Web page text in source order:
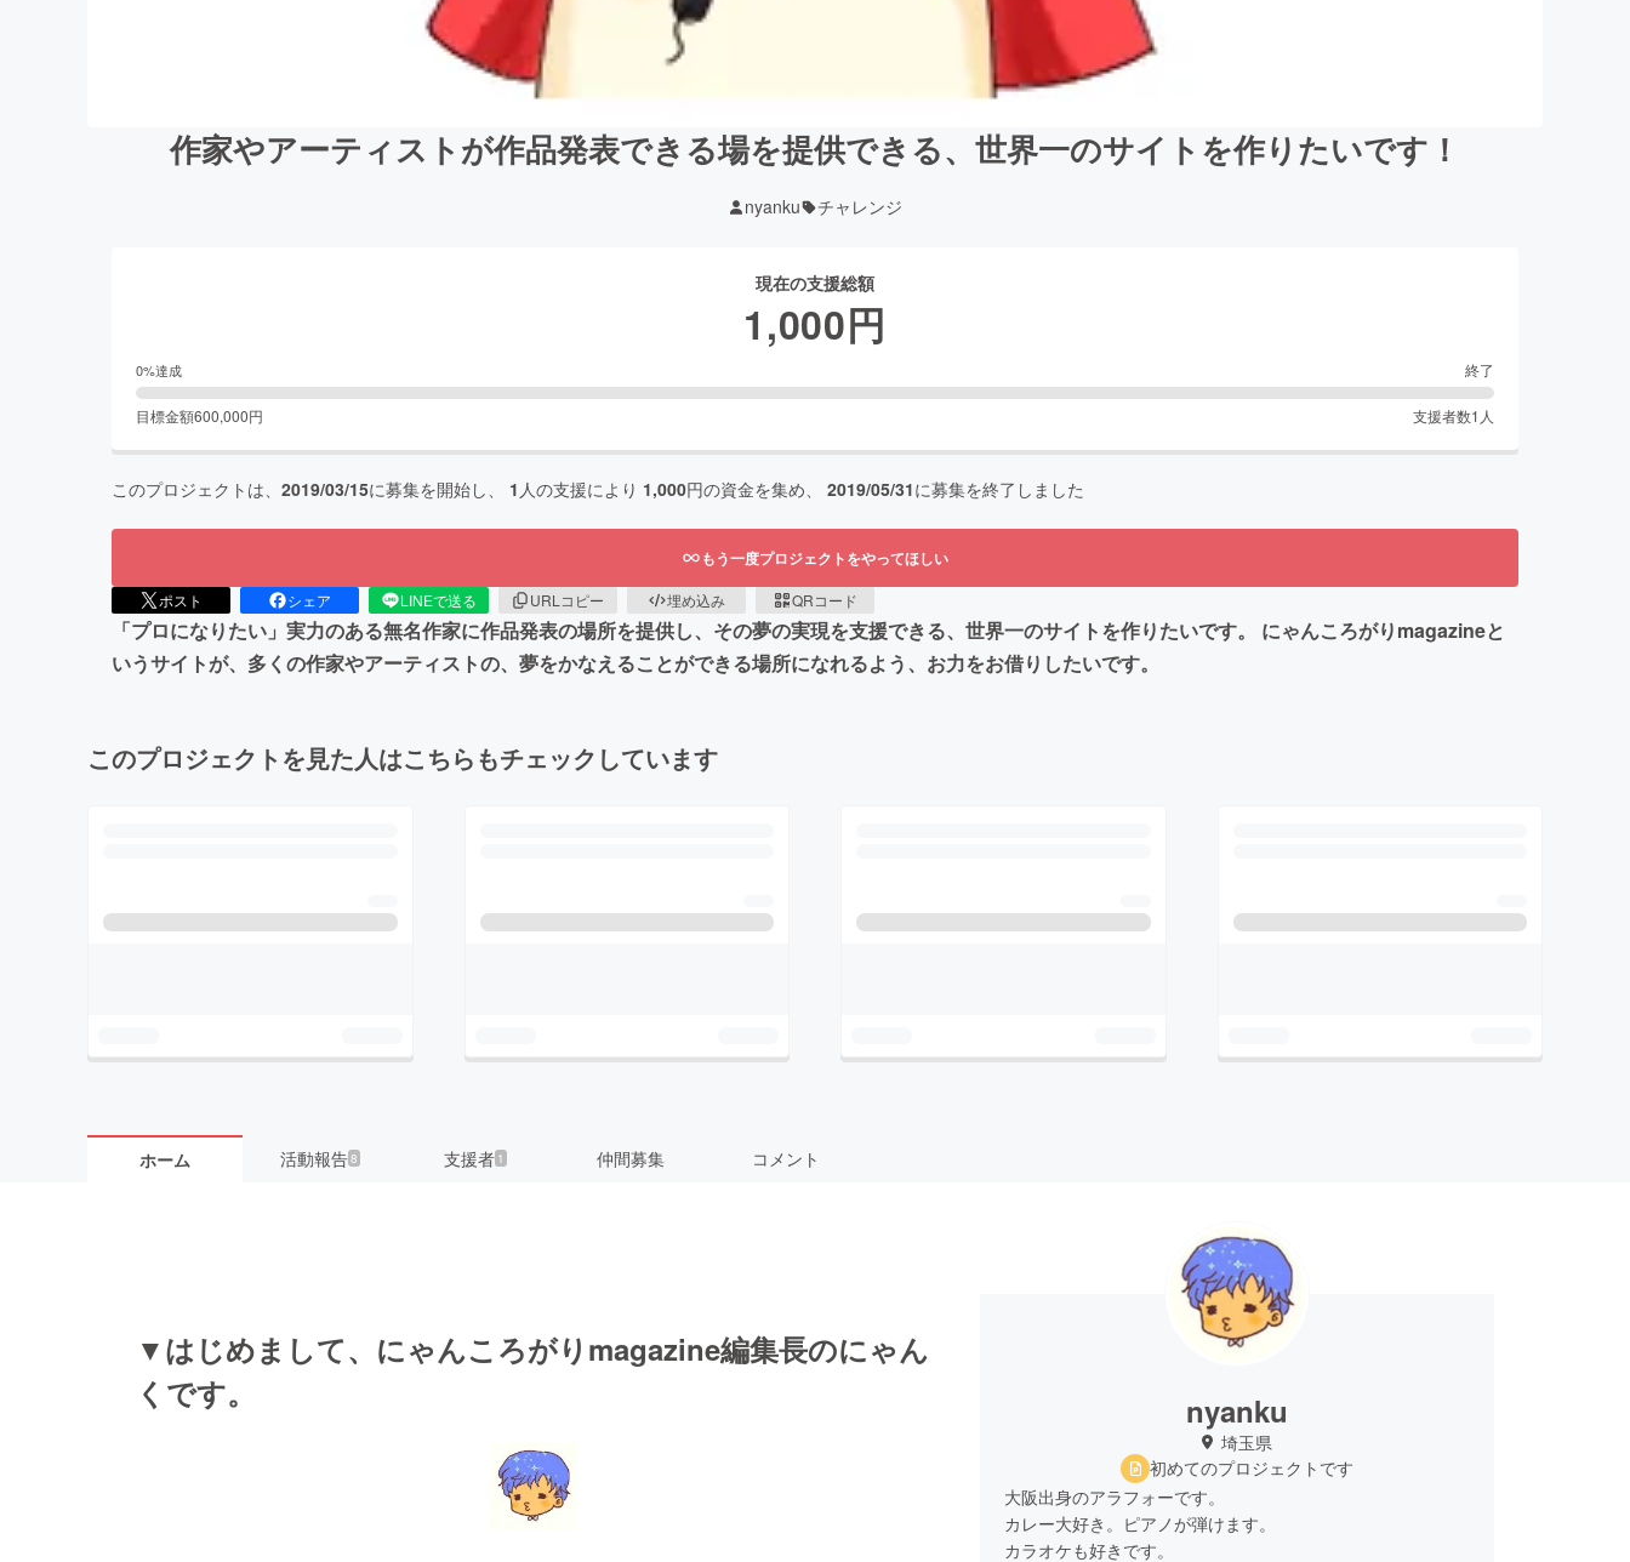
作家やアーティストが作品発表できる場を提供できる、世界一のサイトを作りたいです！
nyanku チャレンジ
現在の支援総額
1,000円
0%達成 終了
目標金額600,000円 支援者数1 人
このプロジェクトは、 2019/03/15に募集を開始し、 1 人の支援により 1,000円の資金を集め、 2019/05/31に募集を終了しました
もう一度プロジェクトをやってほしい
ポスト シェア LINEで送る URLコピー 埋め込み QRコード
「プロになりたい」実力のある無名作家に作品発表の場所を提供し、その夢の実現を支援できる、世界一のサイトを作りたいです。 にゃんころがりmagazineと
いうサイトが、多くの作家やアーティストの、夢をかなえることができる場所になれるよう、お力をお借りしたいです。
このプロジェクトを見た人はこちらもチェックしています
ホーム 活動報告8 支援者 1 仲間募集 コメント
▼はじめまして、にゃんころがりmagazine編集長のにゃん
くです。
nyanku
埼玉県
初めてのプロジェクトです
大阪出身のアラフォーです。
カレー大好き。ピアノが弾けます。
カラオケも好きです。